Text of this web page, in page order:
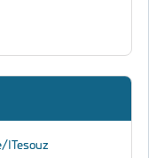
ITesouz